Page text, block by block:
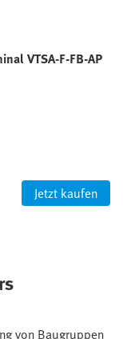
VTSA-F-FB-AP
Jetzt kaufen
von Baugruppen